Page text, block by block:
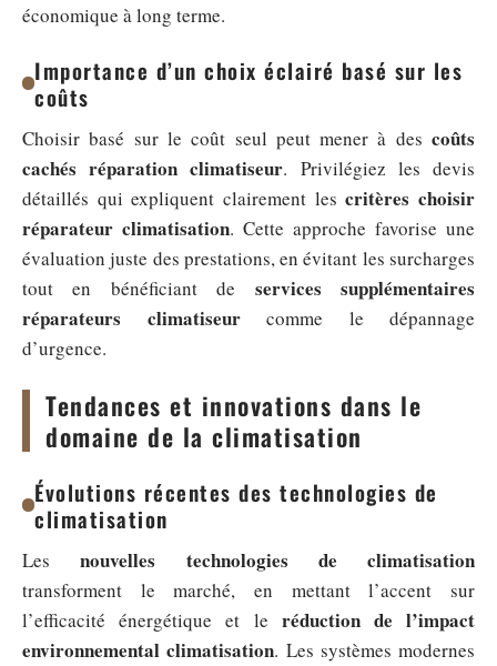
économique à long terme.
Importance d’un choix éclairé basé sur les
coûts
Choisir basé sur le coût seul peut mener à des coûts
cachés réparation climatiseur. Privilégiez les devis
détaillés qui expliquent clairement lescritères choisir
réparateur climatisation. Cette approche favorise une
évaluation juste des prestations, en évitant les surcharges
tout en bénéficiant de services supplémentaires
réparateurs climatiseurcomme le dépannage
d’urgence.
Tendances et innovations dans le
domaine de la climatisation
Évolutions récentes des technologies de
climatisation
Lesnouvelles technologies de climatisation
transforment le marché, en mettant l’accent sur
l’efficacité énergétique et le réduction de l’impact
environnemental climatisation. Les systèmes modernes